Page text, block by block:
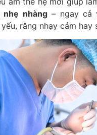
nhẹ nhàng– ngay cả
răng nhạy cảm hay